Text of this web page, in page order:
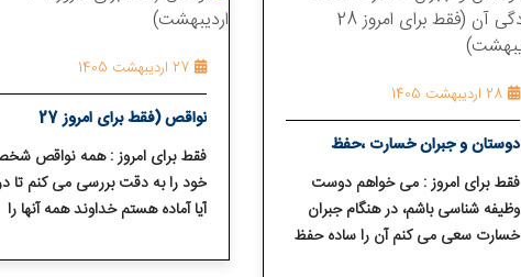
28 اردیبهشت 1405
دوستان و جبران خسارت ،⁯حفظ
سادگی آن (فقط برای امروز 28
اردیبهشت)
فقط برای امروز : می⁯ خواهم دوست
وظیفه⁯ شناسی باشم، در هنگام جبران
خسارت سعی می⁯ کنم آن را ساده حفظ
27 اردیبهشت 1405
نواقص (فقط برای امروز 27
اردیبهشت)
فقط برای امروز : همه نواقص
خود را به دقت بررسی می⁯ کنم تا
آیا آماده هستم خداوند همه آنها را